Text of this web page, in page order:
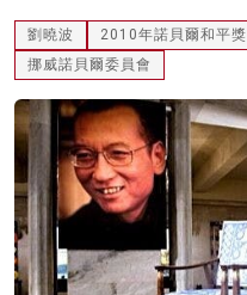
灼見活動
關於我們
劉曉波 2010年諾貝爾和平獎
挪威諾貝爾委員會